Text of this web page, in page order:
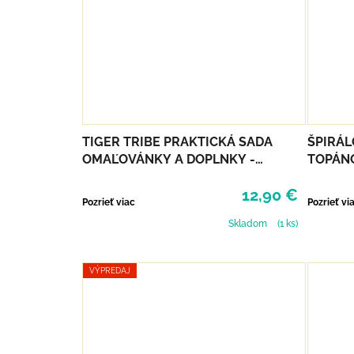
TIGER TRIBE PRAKTICKÁ SADA
OMAĽOVÁNKY A DOPLNKY -
12,90 €
Pozrieť viac
Skladom
(1 ks)
Pozrieť
VÝPREDAJ